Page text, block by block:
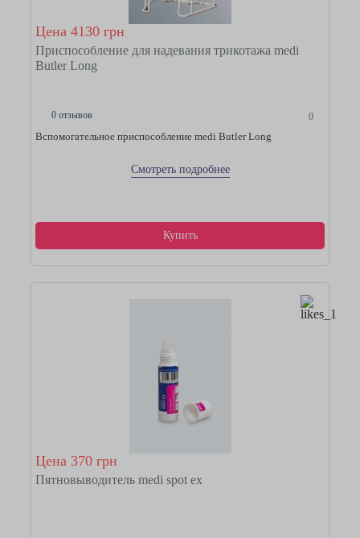
Цена 4130 грн
Приспособление для надевания трикотажа medi
Butler Long
0 отзывов 0
Вспомогательное приспособление medi Butler Long
Смотреть подробнее
Купить
Цена 370 грн
Пятновыводитель medi spot ex